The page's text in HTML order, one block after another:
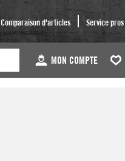
Comparaison d'articles Service pros
MON COMPTE